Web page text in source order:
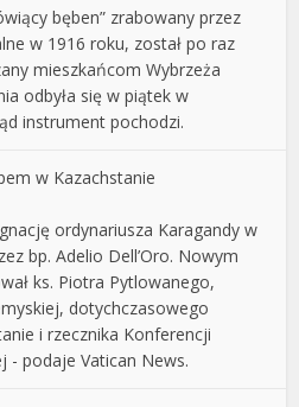
bęben” zrabowany przez
w 1916 roku, został po raz
mieszkańcom Wybrzeża
odbyła się w piątek w
instrument pochodzi.
w Kazachstanie
ordynariusza Karagandy w
bp. Adelio Dell’Oro. Nowym
ks. Piotra Pytlowanego,
dotychczasowego
i rzecznika Konferencji
- podaje Vatican News.